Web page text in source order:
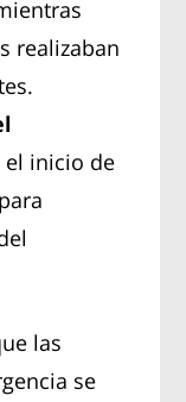
realizaban
el inicio de
las
se